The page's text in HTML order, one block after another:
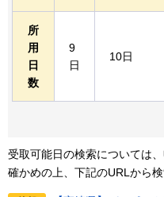
所
用
日
数
9
日
10日
受取可能日の検索については
確かめの上、下記のURLから